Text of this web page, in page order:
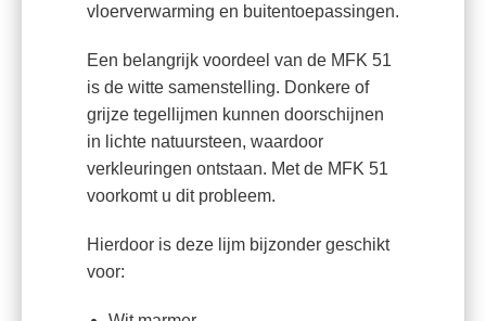
vloerverwarming en buitentoepassingen.
Een belangrijk voordeel van de MFK 51
is de witte samenstelling. Donkere of
grijze tegellijmen kunnen doorschijnen
in lichte natuursteen, waardoor
verkleuringen ontstaan. Met de MFK 51
voorkomt u dit probleem.
Hierdoor is deze lijm bijzonder geschikt
voor: